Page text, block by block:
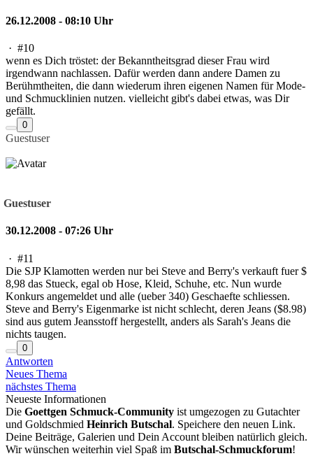
26.12.2008 - 08:10 Uhr
· #10
wenn es Dich tröstet: der Bekanntheitsgrad dieser Frau wird
irgendwann nachlassen. Dafür werden dann andere Damen zu
Berühmtheiten, die dann wiederum ihren eigenen Namen für Mode-
und Schmucklinien nutzen. vielleicht gibt's dabei etwas, was Dir
gefällt.
0
Guestuser
Guestuser
30.12.2008 - 07:26 Uhr
· #11
Die SJP Klamotten werden nur bei Steve and Berry's verkauft fuer $
8,98 das Stueck, egal ob Hose, Kleid, Schuhe, etc. Nun wurde
Konkurs angemeldet und alle (ueber 340) Geschaefte schliessen.
Steve and Berry's Eigenmarke ist nicht schlecht, deren Jeans ($8.98)
sind aus gutem Jeansstoff hergestellt, anders als Sarah's Jeans die
nichts taugen.
0
Antworten
Neues Thema
nächstes Thema
Neueste Informationen
Die Goettgen Schmuck-Community ist umgezogen zu Gutachter
und Goldschmied Heinrich Butschal. Speichere den neuen Link.
Deine Beiträge, Galerien und Dein Account bleiben natürlich gleich.
Wir wünschen weiterhin viel Spaß im Butschal-Schmuckforum!